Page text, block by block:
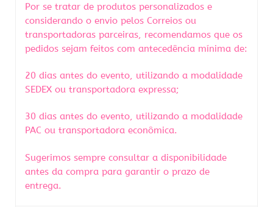
Por se tratar de produtos personalizados e
considerando o envio pelos Correios ou
transportadoras parceiras, recomendamos que os
pedidos sejam feitos com antecedência mínima de:
20 dias antes do evento, utilizando a modalidade
SEDEX ou transportadora expressa;
30 dias antes do evento, utilizando a modalidade
PAC ou transportadora econômica.
Sugerimos sempre consultar a disponibilidade
antes da compra para garantir o prazo de
entrega.